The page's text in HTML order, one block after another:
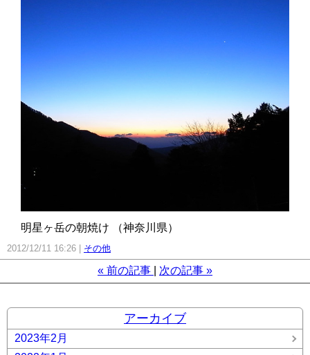
明星ヶ岳の朝焼け （神奈川県）
2012/12/11 16:26 その他
« 前の記事 次の記事 »
アーカイブ
2023年2月